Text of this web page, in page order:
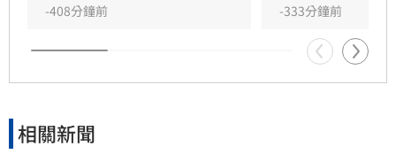
-408分鐘前 -333分鐘前
相關新聞